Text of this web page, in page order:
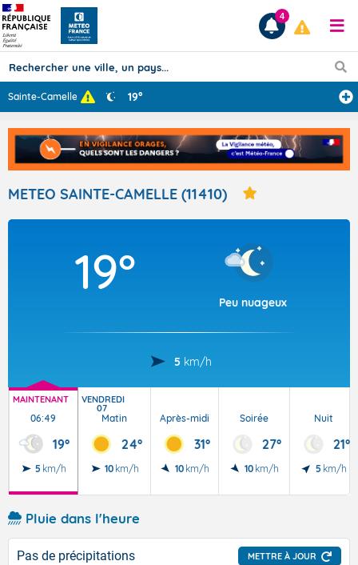
Prévisions
TOUS LES RÉSULTATS
Articles
4
Sainte-Camelle 19°
METEO SAINTE-CAMELLE (11410)
19°
Peu nuageux
5 km/h
MAINTENANT
06:49
19°
5 km/h
VENDREDI
07
Matin
24°
10 km/h
Après-midi
31°
10 km/h
Soirée
27°
10 km/h
Nuit
21°
5 km/h
Pluie dans l'heure
Pas de précipitations METTRE À JOUR